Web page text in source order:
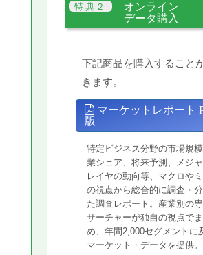
オンライン
データ購入
下記商品を購入すること
きます。
マーケットレポート
版
特定ビジネス分野の市場規
業シェア、将来予測、メジ
レイヤの動向等、マクロや
の視点から総合的に調査・
た調査レポート。産業別の
サーチャーが独自の視点でま
め、年間2,000セグメントに
マーケット・データを提供。